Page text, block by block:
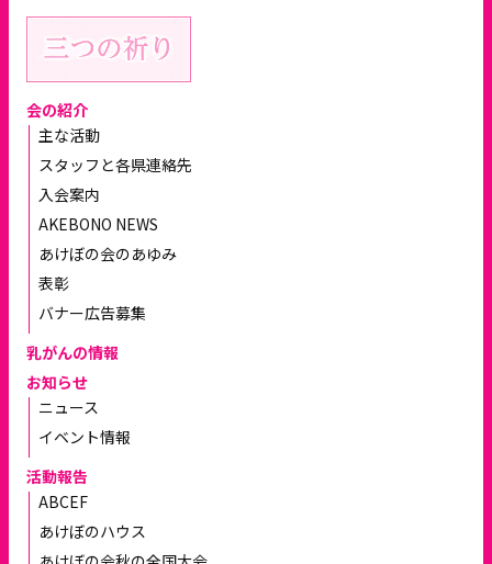
会の紹介
主な活動
スタッフと各県連絡先
入会案内
AKEBONO NEWS
あけぼの会のあゆみ
表彰
バナー広告募集
乳がんの情報
お知らせ
ニュース
イベント情報
活動報告
ABCEF
あけぼのハウス